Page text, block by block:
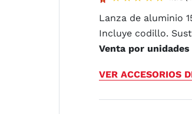
Lanza de aluminio
Incluye codillo.
Venta por unidades
VER ACCESORIOS